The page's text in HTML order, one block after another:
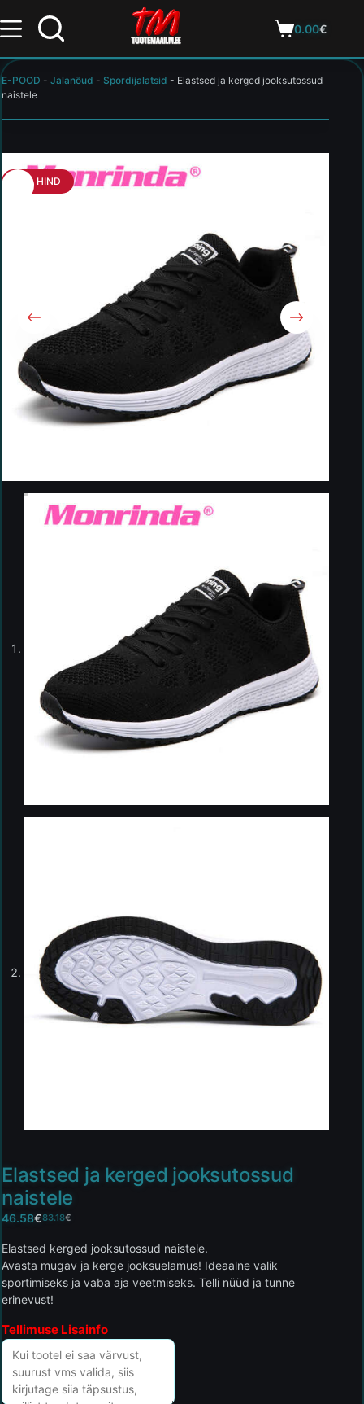
0.00€
E-POOD - Jalanõud - Spordijalatsid - Elastsed ja kerged jooksutossud
naistele
HEA HIND
Elastsed ja kerged jooksutossud
naistele
83.18€
46.58€
Elastsed kerged jooksutossud naistele.
Avasta mugav ja kerge jooksuelamus! Ideaalne valik
sportimiseks ja vaba aja veetmiseks. Telli nüüd ja tunne
erinevust!
Tellimuse Lisainfo